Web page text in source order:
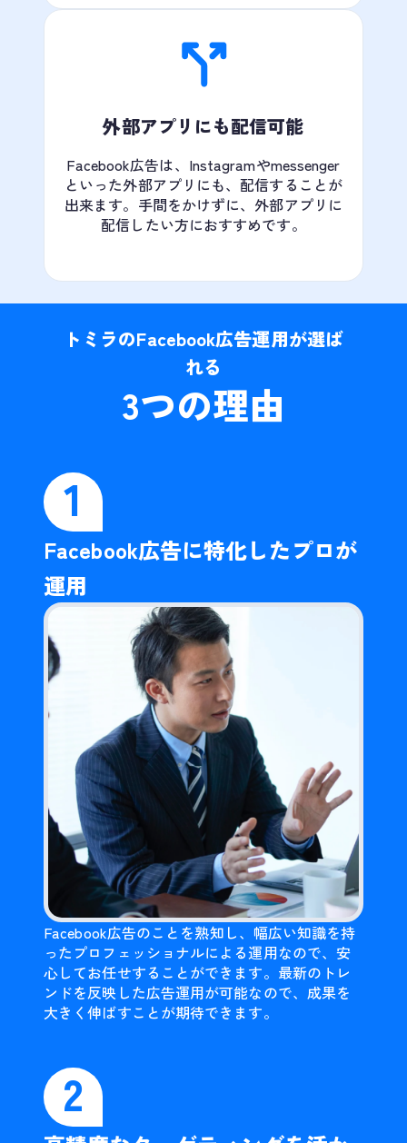
外部アプリにも配信可能
Facebook広告は、Instagramやmessenger
といった外部アプリにも、配信することが
出来ます。手間をかけずに、外部アプリに
配信したい方におすすめです。
トミラのFacebook広告運用が選ば
れる
3つの理由
1
Facebook広告に特化したプロが
運用
Facebook広告のことを熟知し、幅広い知識を持
ったプロフェッショナルによる運用なので、安
心してお任せすることができます。最新のトレ
ンドを反映した広告運用が可能なので、成果を
大きく伸ばすことが期待できます。
2